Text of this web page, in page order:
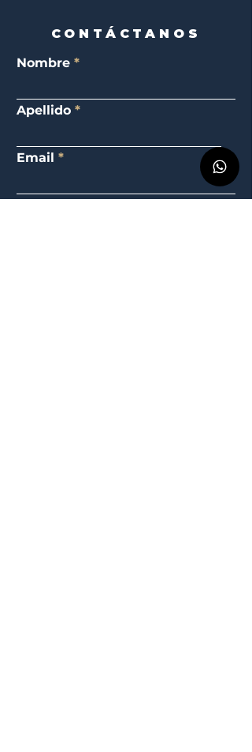
CONTÁCTANOS
Nombre
Apellido
Email